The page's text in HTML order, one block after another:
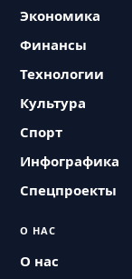
Экономика
Финансы
Технологии
Культура
Спорт
Инфографика
Спецпроекты
О НАС
О нас